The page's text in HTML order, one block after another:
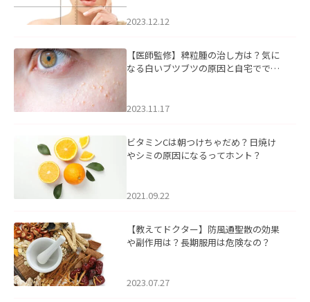
2023.12.12
【医師監修】稗粒腫の治し方は？気に
なる白いブツブツの原因と自宅ででき
2023.11.17
ビタミンCは朝つけちゃだめ？日焼け
やシミの原因になるってホント？
2021.09.22
【教えてドクター】防風通聖散の効果
や副作用は？長期服用は危険なの？
2023.07.27